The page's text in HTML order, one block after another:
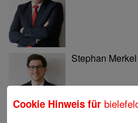
Stephan Merkel
Cookie Hinweis für